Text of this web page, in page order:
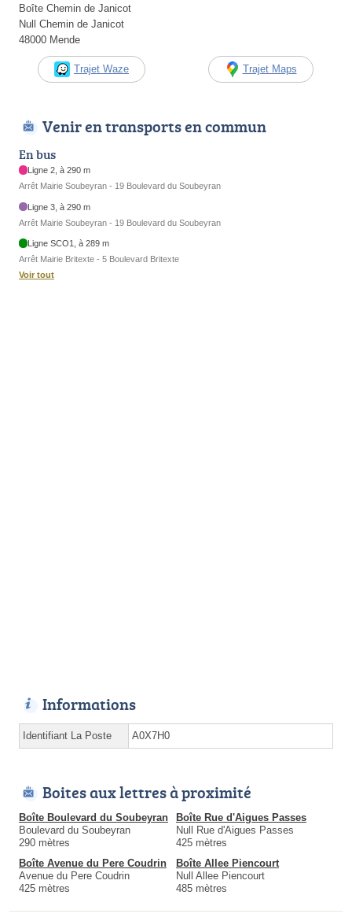
Boîte Chemin de Janicot
Null Chemin de Janicot
48000 Mende
Trajet Waze Trajet Maps
Venir en transports en commun
En bus
Ligne 2, à 290 m
Arrêt Mairie Soubeyran - 19 Boulevard du Soubeyran
Ligne 3, à 290 m
Arrêt Mairie Soubeyran - 19 Boulevard du Soubeyran
Ligne SCO1, à 289 m
Arrêt Mairie Britexte - 5 Boulevard Britexte
Voir tout
Informations
Identifiant La Poste A0X7H0
Boites aux lettres à proximité
Boîte Boulevard du Soubeyran
Boulevard du Soubeyran
290 mètres
Boîte Rue d'Aigues Passes
Null Rue d'Aigues Passes
425 mètres
Boîte Avenue du Pere Coudrin
Avenue du Pere Coudrin
425 mètres
Boîte Allee Piencourt
Null Allee Piencourt
485 mètres